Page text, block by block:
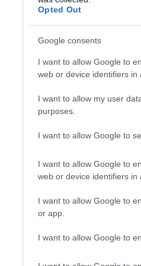
Opted Out
Google consents
I want to allow Google to
web or device identifiers in
I want to allow my user
purposes.
I want to allow Google to
I want to allow Google to
web or device identifiers in
I want to allow Google to
or app.
I want to allow Google to
Szeptember 6-án
Magyarország legkedveltebb
főszerepben, mert „Nálunk indul,
Miller Dávid
Miller Dávid a mikrofont, ifj.